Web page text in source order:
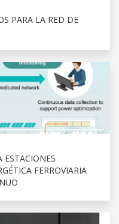
PARA LA RED DE
ESTACIONES
FERROVIARIA